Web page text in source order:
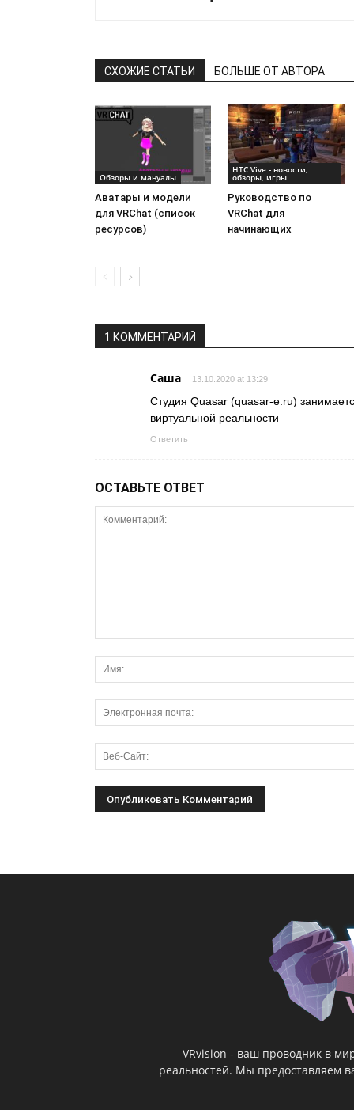
СХОЖИЕ СТАТЬИ БОЛЬШЕ ОТ АВТОРА
Обзоры и мануалы
Аватары и модели
для VRChat (список
ресурсов)
HTC Vive - новости,
обзоры, игры
Руководство по
VRChat для
начинающих
1 КОММЕНТАРИЙ
Саша 13.10.2020 at 13:29
Студия Quasar (quasar-e.ru)
виртуальной реальности
Ответить
ОСТАВЬТЕ ОТВЕТ
VRvision - ваш проводник в
реальностей. Мы предоставляем